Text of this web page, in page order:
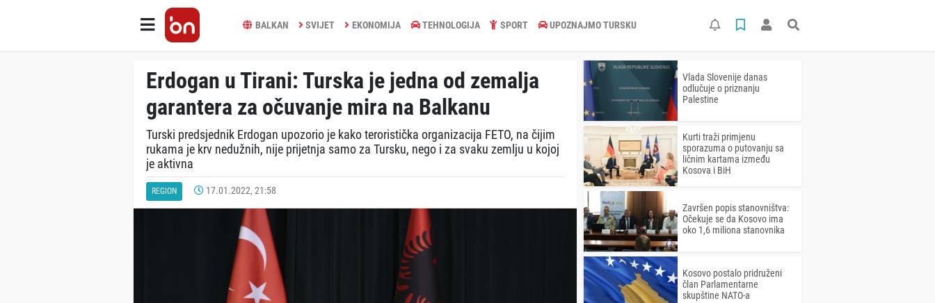
BALKAN SVIJET EKONOMIJA TEHNOLOGIJA SPORT UPOZNAJMO TURSKU
Erdogan u Tirani: Turska je jedna od zemalja
garantera za očuvanje mira na Balkanu
Turski predsjednik Erdogan upozorio je kako teroristička organizacija FETO, na čijim
rukama je krv nedužnih, nije prijetnja samo za Tursku, nego i za svaku zemlju u kojoj
je aktivna
REGION 17.01.2022, 21:58
Vlada Slovenije danas
odlučuje o priznanju
Palestine
Kurti traži primjenu
sporazuma o putovanju sa
ličnim kartama između
Kosova i BiH
Završen popis stanovništva:
Očekuje se da Kosovo ima
oko 1,6 miliona stanovnika
Kosovo postalo pridruženi
član Parlamentarne
skupštine NATO-a